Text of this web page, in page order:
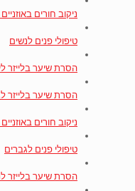
ניקוב חורים
טיפולי פנים לנשים
הסרת שיער בלייזר
הסרת שיער בלייזר
ניקוב חורים
טיפולי פנים לגברים
הסרת שיער בלייזר